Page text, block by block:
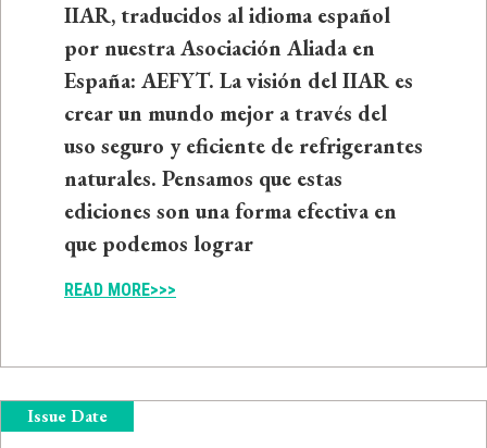
IIAR, traducidos al idioma español
por nuestra Asociación Aliada en
España: AEFYT. La visión del IIAR es
crear un mundo mejor a través del
uso seguro y eficiente de refrigerantes
naturales. Pensamos que estas
ediciones son una forma efectiva en
que podemos lograr
READ MORE>>>
Issue Date